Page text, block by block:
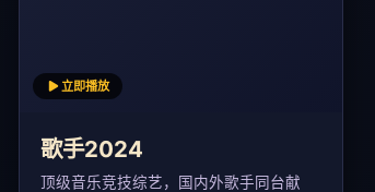
立即播放
歌手2024
顶级音乐竞技综艺，国内外歌手同台献